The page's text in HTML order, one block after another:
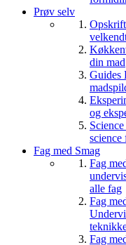
Prøv selv
din mad
Guides
og
Fag med Smag
Fag
alle fag
Fag
Fag